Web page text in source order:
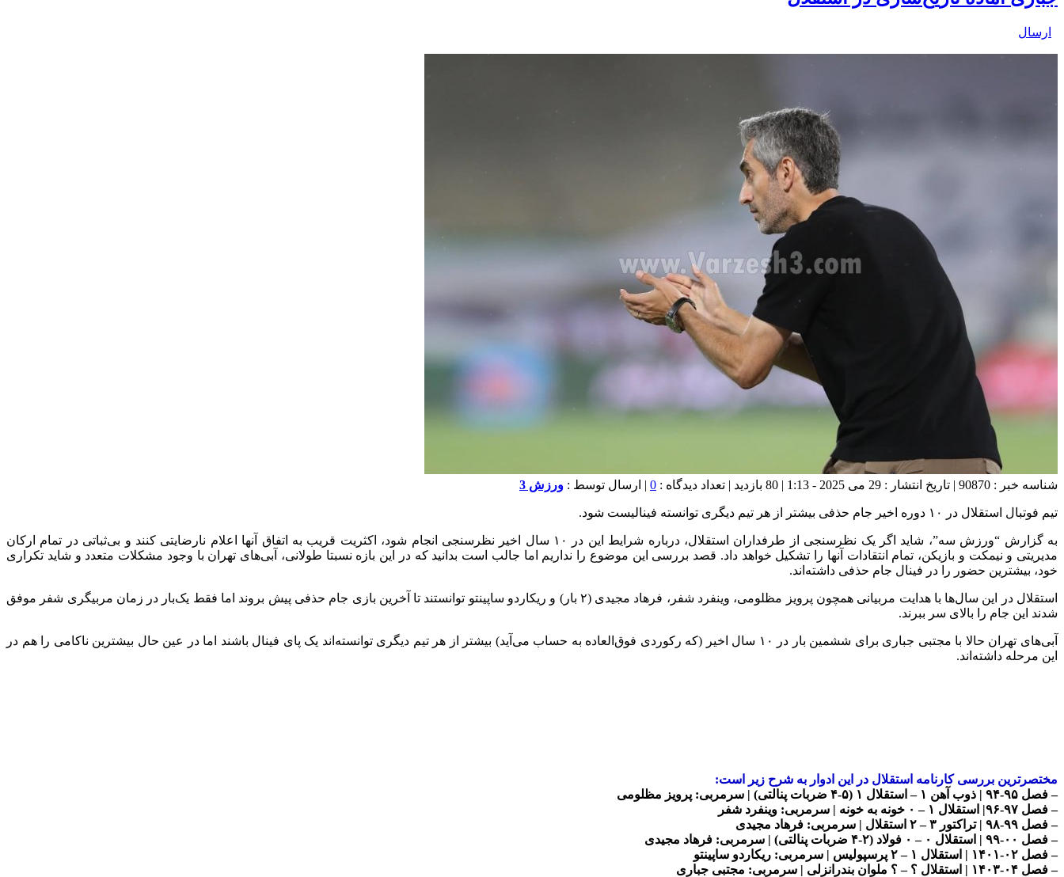
ارسال
شناسه خبر : 90870 | تاریخ انتشار : 29 می 2025 - 1:13 | 80 بازدید | تعداد دیدگاه : 0 | ارسال توسط : ورزش 3
تیم فوتبال استقلال در ۱۰ دوره اخیر جام حذفی بیشتر از هر تیم دیگری توانسته فینالیست شود.
به گزارش “ورزش سه”، شاید اگر یک نظرسنجی از طرفداران استقلال، درباره شرایط این در ۱۰ سال اخیر نظرسنجی انجام شود، اکثریت قریب به اتفاق آنها اعلام نارضایتی کنند و بی‌ثباتی در تمام ارکان
مدیریتی و نیمکت و بازیکن، تمام انتقادات آنها را تشکیل خواهد داد. قصد بررسی این موضوع را نداریم اما جالب است بدانید که در این بازه نسبتا طولانی، آبی‌های تهران با وجود مشکلات متعدد و شاید تکراری
خود، بیشترین حضور را در فینال جام حذفی داشته‌اند.
استقلال در این سال‌ها با هدایت مربیانی همچون پرویز مظلومی، وینفرد شفر، فرهاد مجیدی (۲ بار) و ریکاردو ساپینتو توانستند تا آخرین بازی جام حذفی پیش بروند اما فقط یک‌بار در زمان مربیگری شفر موفق
شدند این جام را بالای سر ببرند.
آبی‌های تهران حالا با مجتبی جباری برای ششمین بار در ۱۰ سال اخیر (که رکوردی فوق‌العاده به حساب می‌آید) بیشتر از هر تیم دیگری توانسته‌اند یک پای فینال باشند اما در عین حال بیشترین ناکامی را هم در
این مرحله داشته‌اند.
مختصرترین بررسی کارنامه استقلال در این ادوار به شرح زیر است:
– فصل ۹۵-۹۴ | ذوب آهن ۱ – استقلال ۱ (۵-۴ ضربات پنالتی) | سرمربی: پرویز مظلومی
– فصل ۹۷-۹۶| استقلال ۱ – ۰ خونه به خونه | سرمربی: وینفرد شفر
– فصل ۹۹-۹۸ | تراکتور ۳ – ۲ استقلال | سرمربی: فرهاد مجیدی
– فصل ۰۰-۹۹ | استقلال ۰ – ۰ فولاد (۲-۴ ضربات پنالتی) | سرمربی: فرهاد مجیدی
– فصل ۰۲-۱۴۰۱ | استقلال ۱ – ۲ پرسپولیس | سرمربی: ریکاردو ساپینتو
– فصل ۰۴-۱۴۰۳ | استقلال ؟ – ؟ ملوان بندرانزلی | سرمربی: مجتبی جباری